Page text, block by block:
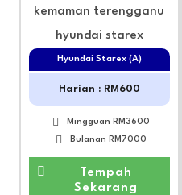
Hyundai Starex (A)
Harian : RM600
Mingguan RM3600
Bulanan RM7000
Tempah
Sekarang